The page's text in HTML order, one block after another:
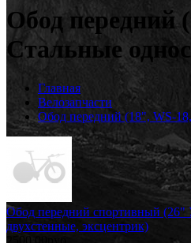
Обод передний
Стальные
Главная
Велозапчасти
Обод передний (18", WS-
Обод передний спортивный
двухстенные, эксцентрик)